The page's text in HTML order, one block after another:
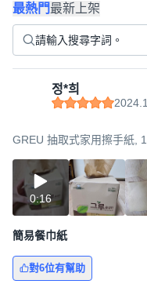
最熱門最新上架
정*희
GREU 抽取式家用擦手紙,
0:16
簡易餐巾紙
對6位有幫助